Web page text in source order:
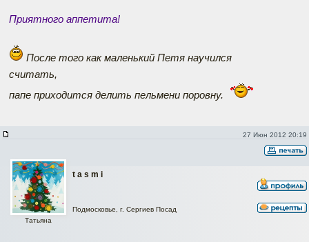
Приятного аппетита!
После того как маленький Петя научился
считать,
папе приходится делить пельмени поровну.
27 Июн 2012 20:19
t a s m i
Татьяна
Подмосковье, г. Сергиев Посад